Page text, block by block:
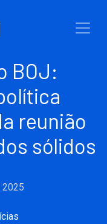
BOJ:
reunião
sólidos